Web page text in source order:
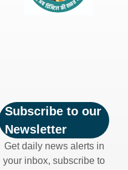
Subscribe to our
Newsletter
Get daily news alerts in
your inbox, subscribe to